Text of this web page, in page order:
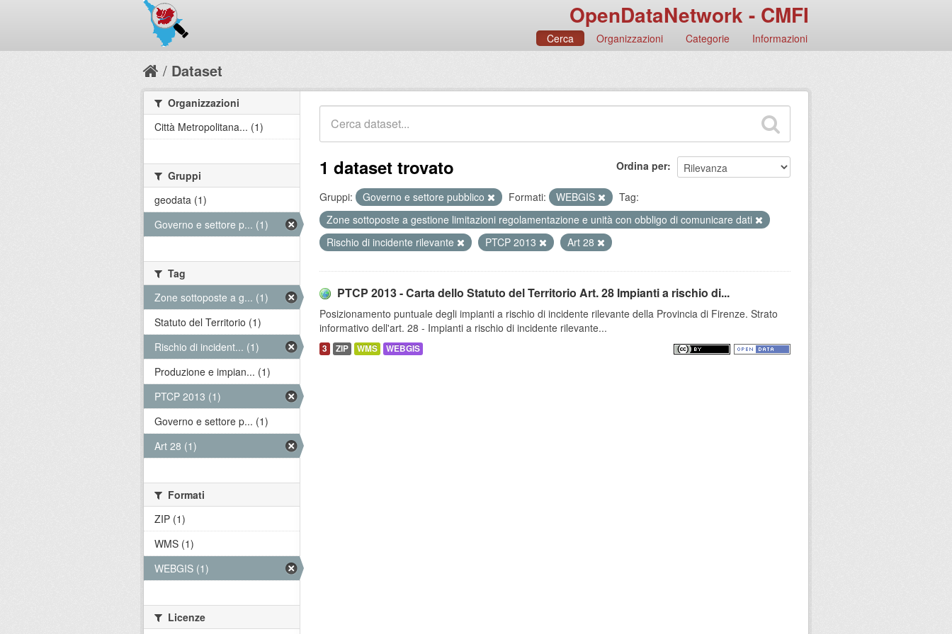
OpenDataNetwork - CMFI
Cerca Organizzazioni Categorie Informazioni
Dataset
Ordina per
1 dataset trovato
Gruppi: Governo e settore pubblico Formati: WEBGIS
Tag:
Zone sottoposte a gestione limitazioni regolamentazione e unità con obbligo di comunicare dati
Rischio di incidente rilevante
PTCP 2013 Art 28
PTCP 2013 - Carta dello Statuto del Territorio Art. 28 Impianti a rischio di...
Posizionamento puntuale degli impianti a rischio di incidente rilevante della Provincia di Firenze. Strato
informativo dell'art. 28 - Impianti a rischio di incidente rilevante...
3 ZIP WMS WEBGIS
Organizzazioni
Città Metropolitana... (1)
Gruppi
geodata (1)
Governo e settore p... (1)
Tag
Zone sottoposte a g... (1)
Statuto del Territorio (1)
Rischio di incident... (1)
Produzione e impian... (1)
PTCP 2013 (1)
Governo e settore p... (1)
Art 28 (1)
Formati
ZIP (1)
WMS (1)
WEBGIS (1)
Licenze